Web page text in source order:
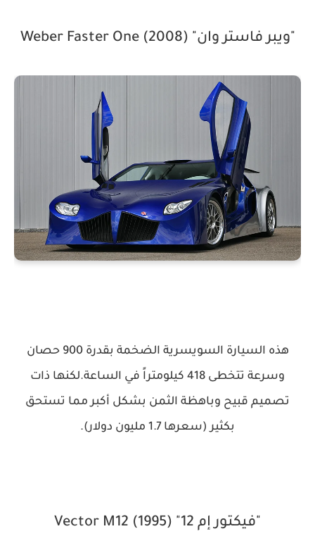
"ويبر فاستر وان" (2008) Weber Faster One
هذه السيارة السويسرية الضخمة بقدرة 900 حصان
وسرعة تتخطى 418 كيلومتراً في الساعة.لكنها ذات
تصميم قبيح وباهظة الثمن بشكل أكبر مما تستحق
بكثير (سعرها 1.7 مليون دولار).
"فيكتور إم 12" (1995) Vector M12